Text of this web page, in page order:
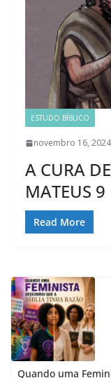
ESTUDO BÍBLICO
novembro 16, 2024
A CURA
MATEUS 9
Read More
Quando uma